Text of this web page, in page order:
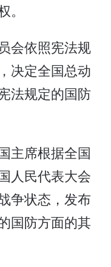
会依照宪法规
决定全国总动
法规定的国防
主席根据全国
人民代表大会
争状态，发布
国防方面的其